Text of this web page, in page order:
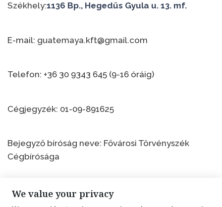
Székhely:1136 Bp., Hegedűs Gyula u. 13. mf.
E-mail: guatemaya.kft@gmail.com
Telefon: +36 30 9343 645 (9-16 óráig)
Cégjegyzék: 01-09-891625
Bejegyző bíróság neve: Fővárosi Törvényszék
Cégbírósága
Adószám: 14160846-1-41
We value your privacy